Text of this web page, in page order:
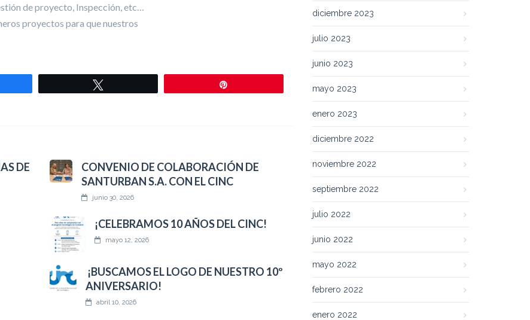
de proyecto, Inspección, etc…
proyectos para que nuestros
DE
CONVENIO DE COLABORACIÓN DE
SANTURBAN S.A. CON EL CINC
junio 30, 2026
¡CELEBRAMOS 10 AÑOS DEL CINC!
mayo 12, 2026
¡BUSCAMOS EL LOGO DE NUESTRO 10º
ANIVERSARIO!
abril 10, 2026
diciembre 2023
julio 2023
junio 2023
mayo 2023
enero 2023
diciembre 2022
noviembre 2022
septiembre 2022
julio 2022
junio 2022
mayo 2022
febrero 2022
enero 2022